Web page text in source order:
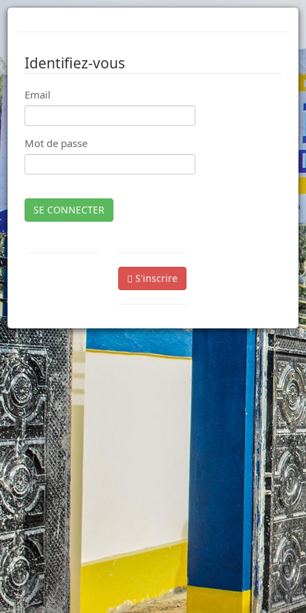
Identifiez-vous
Email
Mot de passe
SE CONNECTER
S'inscrire